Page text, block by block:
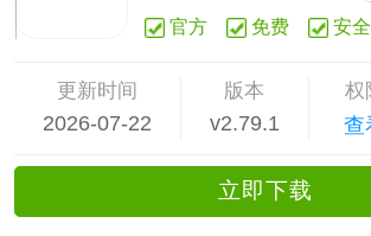
官方 免费 安全
更新时间
2026-07-22
版本
v2.79.1
权
查
立即下载